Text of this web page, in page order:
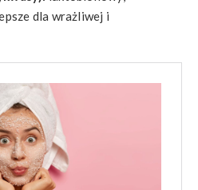
dla wrażliwej i